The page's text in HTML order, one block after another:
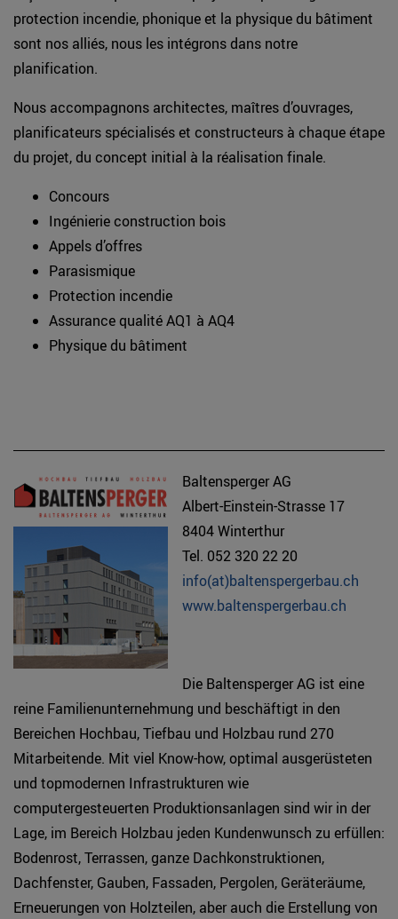
protection incendie, phonique et la physique du bâtiment
sont nos alliés, nous les intégrons dans notre
planification.
Nous accompagnons architectes, maîtres d’ouvrages,
planificateurs spécialisés et constructeurs à chaque étape
du projet, du concept initial à la réalisation finale.
Concours
Ingénierie construction bois
Appels d’offres
Parasismique
Protection incendie
Assurance qualité AQ1 à AQ4
Physique du bâtiment
Baltensperger AG
Albert-Einstein-Strasse 17
8404 Winterthur
Tel. 052 320 22 20
info(at)baltenspergerbau.ch
www.baltenspergerbau.ch
Die Baltensperger AG ist eine
reine Familienunternehmung und beschäftigt in den
Bereichen Hochbau, Tiefbau und Holzbau rund 270
Mitarbeitende. Mit viel Know-how, optimal ausgerüsteten
und topmodernen Infrastrukturen wie
computergesteuerten Produktionsanlagen sind wir in der
Lage, im Bereich Holzbau jeden Kundenwunsch zu erfüllen:
Bodenrost, Terrassen, ganze Dachkonstruktionen,
Dachfenster, Gauben, Fassaden, Pergolen, Geräteräume,
Erneuerungen von Holzteilen, aber auch die Erstellung von